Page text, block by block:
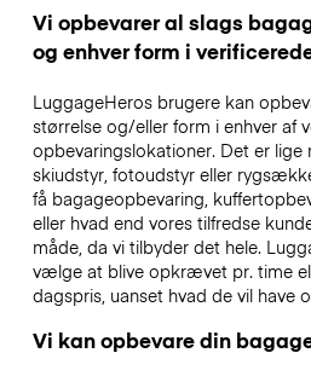
Vi opbevarer al slags
og enhver form i
LuggageHeros brugere kan
størrelse og/eller form i enhver af
opbevaringslokationer. Det er
skiudstyr, fotoudstyr eller
få bagageopbevaring,
eller hvad end vores tilfredse
måde, da vi tilbyder det hele.
vælge at blive opkrævet pr. time
dagspris, uanset hvad de vil have
Vi kan opbevare din